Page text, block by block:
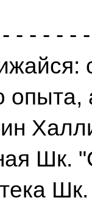
- - - - -
Шк.